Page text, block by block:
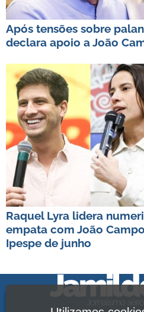
Após tensões sobre
declara apoio a João
Raquel Lyra lidera
empata com João
Ipespe de junho